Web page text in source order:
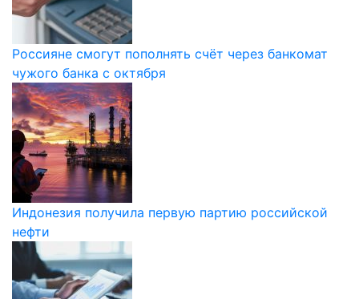
Россияне смогут пополнять счёт через банкомат
чужого банка с октября
Индонезия получила первую партию российской
нефти